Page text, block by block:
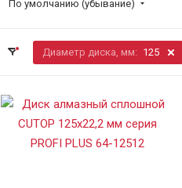
По умолчанию (убывание)
Диаметр диска, мм: 125